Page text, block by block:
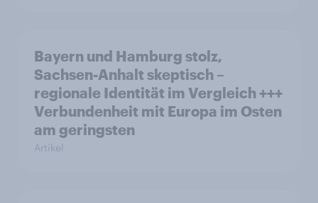
Bayern und Hamburg stolz,
Sachsen-Anhalt skeptisch –
regionale Identität im Vergleich +++
Verbundenheit mit Europa im Osten
am geringsten
Artikel